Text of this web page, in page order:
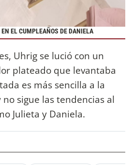
EL CUMPLEAÑOS DE DANIELA
Uhrig se lució con un
plateado que levantaba
es más sencilla a la
sigue las tendencias al
Julieta y Daniela.